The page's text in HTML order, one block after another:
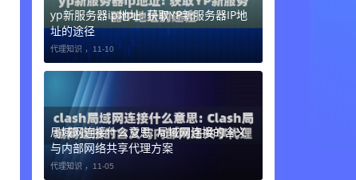
yp新服务器ip地址: 获取YP新服务器IP地
址的途径
代理知识 ， 11-10
局域网连接什么意思: 局域网连接的含义
与内部网络共享代理方案
代理知识 ， 11-05